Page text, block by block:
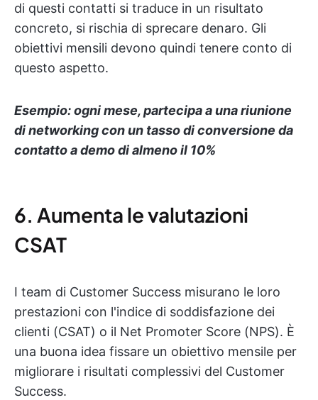
di questi contatti si traduce in un risultato
concreto, si rischia di sprecare denaro. Gli
obiettivi mensili devono quindi tenere conto di
questo aspetto.
Esempio: ogni mese, partecipa a una riunione
di networking con un tasso di conversione da
contatto a demo di almeno il 10%
6. Aumenta le valutazioni
CSAT
I team di Customer Success misurano le loro
prestazioni con l'indice di soddisfazione dei
clienti (CSAT) o il Net Promoter Score (NPS). È
una buona idea fissare un obiettivo mensile per
migliorare i risultati complessivi del Customer
Success.